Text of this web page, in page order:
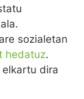
sozialetan
hedatuz.
dira